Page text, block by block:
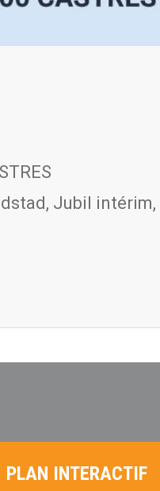
Jubil
PLAN INTERACTIF